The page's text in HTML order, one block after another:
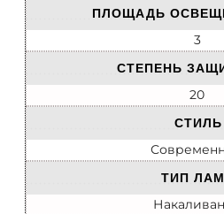
ПЛОЩАДЬ
3
СТЕПЕНЬ
20
СТИЛЬ
ТИП